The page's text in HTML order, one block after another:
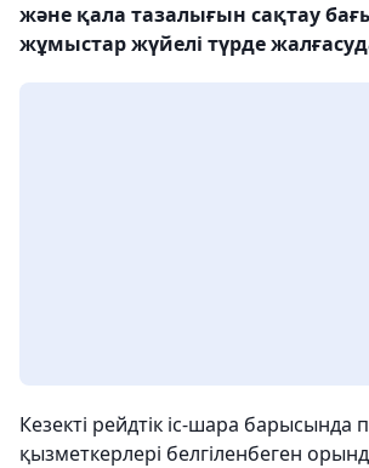
және қала тазалығын сақтау
жұмыстар жүйелі түрде
Кезекті рейдтік іс-шара барысында
қызметкерлері белгіленбеген